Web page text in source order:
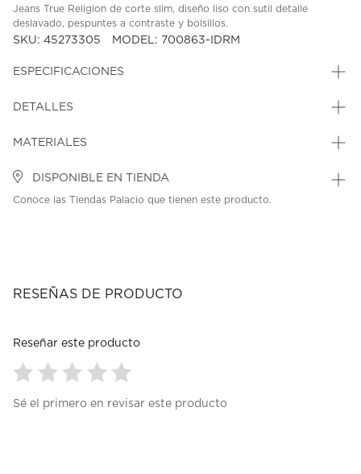
Jeans True Religion de corte slim, diseño liso con sutil detalle
deslavado, pespuntes a contraste y bolsillos.
SKU: 45273305 MODEL: 700863-IDRM
ESPECIFICACIONES
DETALLES
MATERIALES
DISPONIBLE EN TIENDA
Conoce las Tiendas Palacio que tienen este producto.
RESEÑAS DE PRODUCTO
Reseñar este producto
paraparaparaparapara
Sé el primero en revisar este producto